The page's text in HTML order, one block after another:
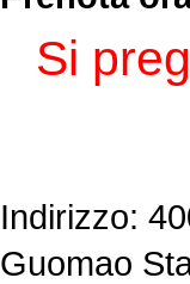
Si
Indirizzo:
Guomao